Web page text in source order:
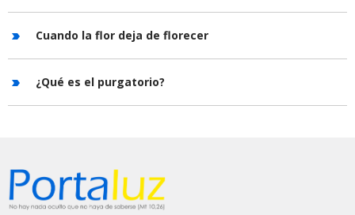
Cuando la flor deja de florecer
¿Qué es el purgatorio?